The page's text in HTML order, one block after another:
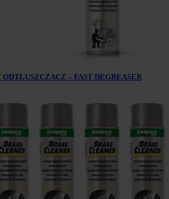
ODTŁUSZCZACZ – FAST DEGREASER